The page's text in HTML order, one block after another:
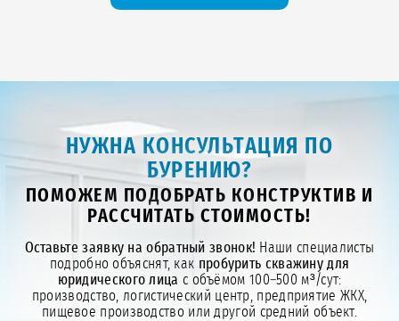
НУЖНА КОНСУЛЬТАЦИЯ ПО
БУРЕНИЮ?
ПОМОЖЕМ ПОДОБРАТЬ КОНСТРУКТИВ И
РАССЧИТАТЬ СТОИМОСТЬ!
Оставьте заявку на обратный звонок! Наши специалисты
подробно объяснят, как пробурить скважину для
юридического лица с объёмом 100–500 м³/сут:
производство, логистический центр, предприятие ЖКХ,
пищевое производство или другой средний объект.